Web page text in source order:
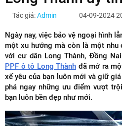
Tác giả:Admin 04-09-2024
Ngày nay, việc bảo vệ ngoại hình
một xu hướng mà còn là một nhu
với cư dân Long Thành, Đồng
PPF ô tô Long Thành đã mở ra
xế yêu của bạn luôn mới và giữ
phá ngay những ưu điểm vượt
bạn luôn bền đẹp như mới.